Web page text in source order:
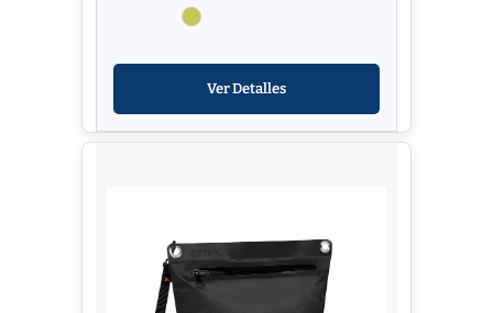
Ver Detalles